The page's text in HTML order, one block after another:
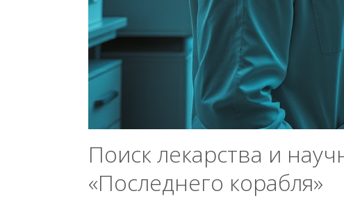
Поиск лекарства и
«Последнего корабля»